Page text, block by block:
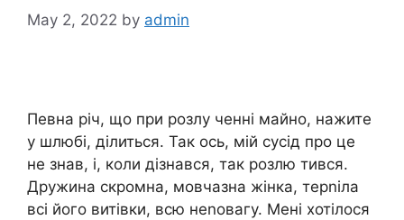
May 2, 2022 by admin
Певна річ, що при розлу ченні майно, нажите
у шлюбі, ділиться. Так ось, мій сусід про це
не знав, і, коли дізнався, так розлю тився.
Дружина скромна, мовчазна жінка, терnіла
всі його витівки, всю неnовагу. Мені хотілося